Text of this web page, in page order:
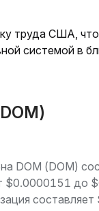
труда США,
системой в
DOM (DOM)
$0.0000151 до